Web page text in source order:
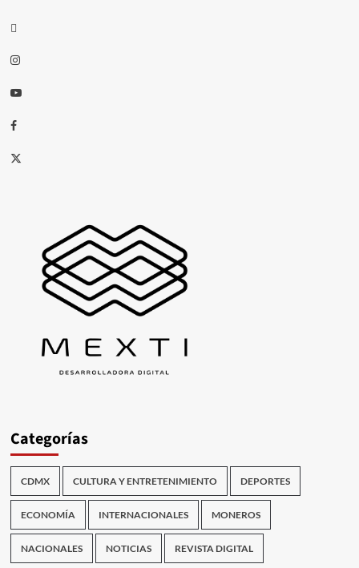
threads
Instagram
Youtube
Facebook
X
Categorías
CDMX CULTURA Y ENTRETENIMIENTO DEPORTES
ECONOMÍA INTERNACIONALES MONEROS
NACIONALES NOTICIAS REVISTA DIGITAL